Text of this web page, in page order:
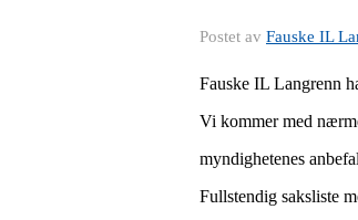
Postet av Fauske IL
Fauske IL Langrenn
Vi kommer med
myndighetenes
Fullstendig saksliste